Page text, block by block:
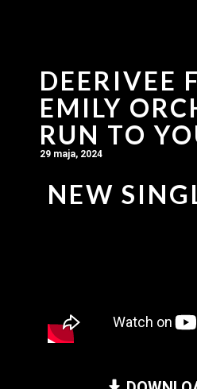
DEERIVEE
EMILY
RUN TO
29 maja, 2024
NEW